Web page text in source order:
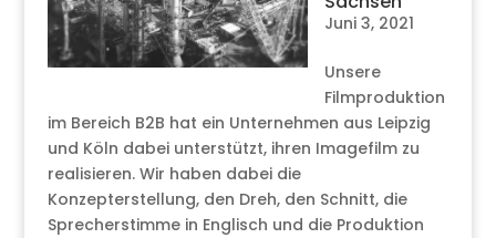
Juni 3, 2021
Unsere
Filmproduktion
im Bereich B2B hat ein Unternehmen aus Leipzig
und Köln dabei unterstützt, ihren Imagefilm zu
realisieren. Wir haben dabei die
Konzepterstellung, den Dreh, den Schnitt, die
Sprecherstimme in Englisch und die Produktion